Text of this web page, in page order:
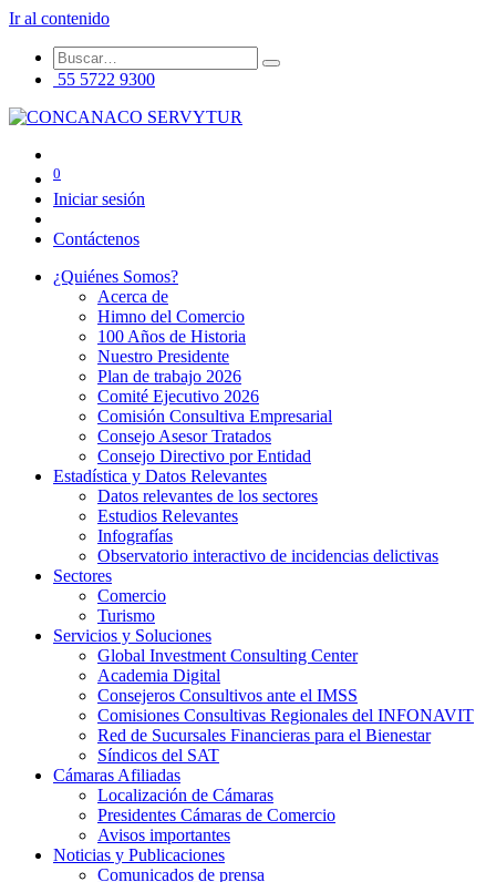
Ir al contenido
55 5722 9300
0
Iniciar sesión
Contáctenos
¿Quiénes Somos?
Acerca de
Himno del Comercio
100 Años de Historia
Nuestro Presidente
Plan de trabajo 2026
Comité Ejecutivo 2026
Comisión Consultiva Empresarial
Consejo Asesor Tratados
Consejo Directivo por Entidad
Estadística y Datos Relevantes
Datos relevantes de los sectores
Estudios Relevantes
Infografías
Observatorio interactivo de incidencias delictivas
Sectores
Comercio
Turismo
Servicios y Soluciones
Global Investment Consulting Center
Academia Digital
Consejeros Consultivos ante el IMSS
Comisiones Consultivas Regionales del INFONAVIT
Red de Sucursales Financieras para el Bienestar
Síndicos del SAT
Cámaras Afiliadas
Localización de Cámaras
Presidentes Cámaras de Comercio
Avisos importantes
Noticias y Publicaciones
Comunicados de prensa